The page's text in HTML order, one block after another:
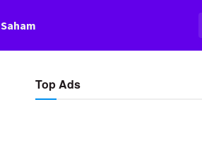
Saham
Top Ads